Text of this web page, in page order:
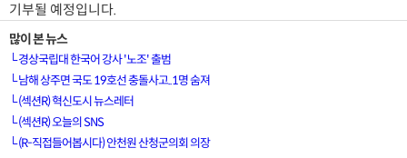
기부될 예정입니다.
많이 본 뉴스
└경상국립대 한국어 강사 '노조' 출범
└남해 상주면 국도 19호선 충돌사고..1명 숨져
└(섹션R) 혁신도시 뉴스레터
└(섹션R) 오늘의 SNS
└(R-직접들어봅시다) 안천원 산청군의회 의장
[서경방송] 일부 채널편성 변경 안내의 건 (7/22)